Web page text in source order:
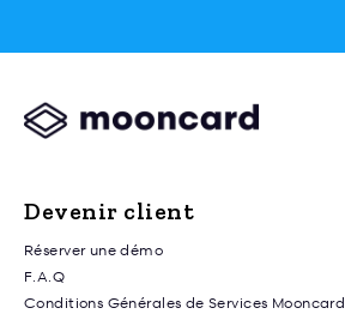
Devenir client
Réserver une démo
F.A.Q
Conditions Générales de Services Mooncard